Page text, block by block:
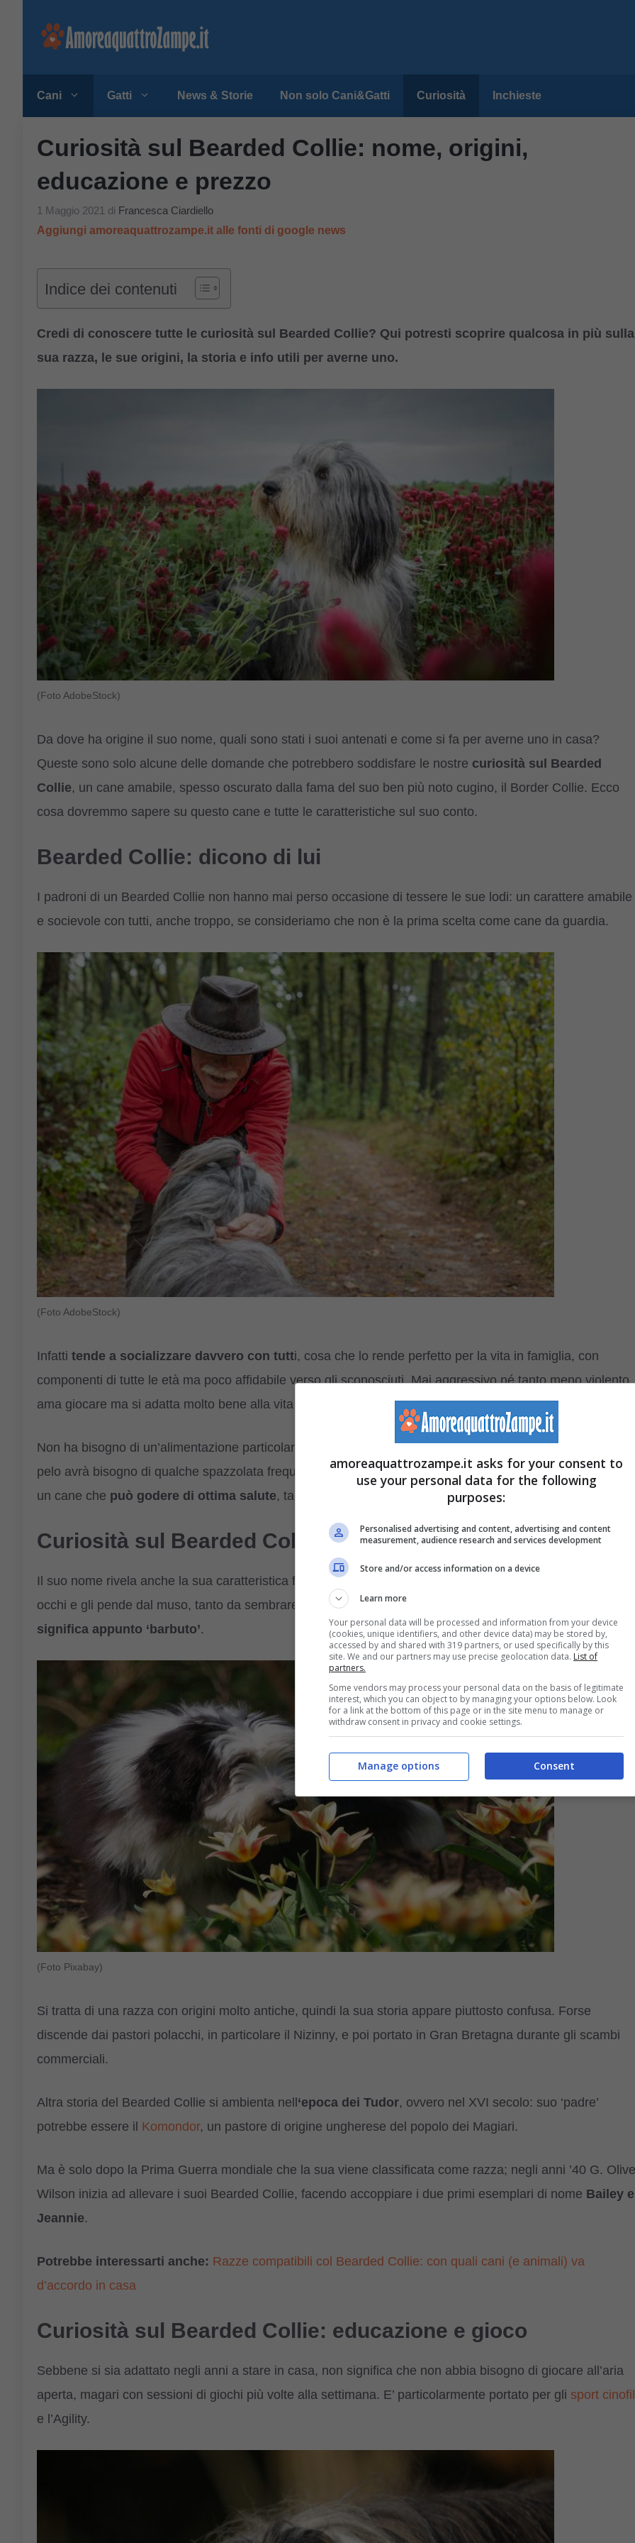
Cani Gatti News & Storie Non solo Cani&Gatti Curiosità Inchieste
Curiosità sul Bearded Collie: nome, origini,
educazione e prezzo
1 Maggio 2021 di Francesca Ciardiello
Aggiungi amoreaquattrozampe.it alle fonti di google news
Indice dei contenuti
Credi di conoscere tutte le curiosità sul Bearded Collie? Qui potresti scoprire qualcosa in più sulla
sua razza, le sue origini, la storia e info utili per averne uno.
(Foto AdobeStock)
Da dove ha origine il suo nome, quali sono stati i suoi antenati e come si fa per averne uno in casa?
Queste sono solo alcune delle domande che potrebbero soddisfare le nostre curiosità sul Bearded
Collie, un cane amabile, spesso oscurato dalla fama del suo ben più noto cugino, il Border Collie. Ecco
cosa dovremmo sapere su questo cane e tutte le caratteristiche sul suo conto.
Bearded Collie: dicono di lui
I padroni di un Bearded Collie non hanno mai perso occasione di tessere le sue lodi: un carattere amabile
e socievole con tutti, anche troppo, se consideriamo che non è la prima scelta come cane da guardia.
(Foto AdobeStock)
Infatti tende a socializzare davvero con tutti, cosa che lo rende perfetto per la vita in famiglia, con
componenti di tutte le età ma poco affidabile verso gli sconosciuti. Mai aggressivo né tanto meno violento,
ama giocare ma si adatta molto bene alla vita da appartamento.
Non ha bisogno di un’alimentazione particolare, ma deve stare attento al sovrappeso; al contrario il suo
pelo avrà bisogno di qualche spazzolata frequente e anche più di un bagnetto al mese, se necessario. E’
un cane che può godere di ottima salute, tanto da essere anche piuttosto longevo.
Curiosità sul Bearded Collie: nome e storia
Il suo nome rivela anche la sua caratteristica fisica più evidente: un manto lungo che gli copre anche gli
occhi e gli pende dal muso, tanto da sembrare una barba. Da qui dunque il nome
significa appunto ‘barbuto’.
(Foto Pixabay)
Si tratta di una razza con origini molto antiche, quindi la sua storia appare piuttosto confusa. Forse
discende dai pastori polacchi, in particolare il Nizinny, e poi portato in Gran Bretagna durante gli scambi
commerciali.
Altra storia del Bearded Collie si ambienta nell‘epoca dei Tudor, ovvero nel XVI secolo: suo ‘padre’
potrebbe essere il Komondor, un pastore di origine ungherese del popolo dei Magiari.
Ma è solo dopo la Prima Guerra mondiale che la sua viene classificata come razza; negli anni ’40 G. Olive
Wilson inizia ad allevare i suoi Bearded Collie, facendo accoppiare i due primi esemplari di nome Bailey e
Jeannie.
Potrebbe interessarti anche: Razze compatibili col Bearded Collie: con quali cani (e animali) va
d’accordo in casa
Curiosità sul Bearded Collie: educazione e gioco
Sebbene si sia adattato negli anni a stare in casa, non significa che non abbia bisogno di giocare all’aria
aperta, magari con sessioni di giochi più volte alla settimana. E’ particolarmente portato per gli sport
e l’Agility.
amoreaquattrozampe.it asks for your consent to
use your personal data for the following
purposes:
Personalised advertising and content, advertising and content
measurement, audience research and services development
Store and/or access information on a device
Learn more
Your personal data will be processed and information from your device
(cookies, unique identifiers, and other device data) may be stored by,
accessed by and shared with 319 partners, or used specifically by this
site. We and our partners may use precise geolocation data. List of
partners.
Some vendors may process your personal data on the basis of legitimate
interest, which you can object to by managing your options below. Look
for a link at the bottom of this page or in the site menu to manage or
withdraw consent in privacy and cookie settings.
Consent
Manage options